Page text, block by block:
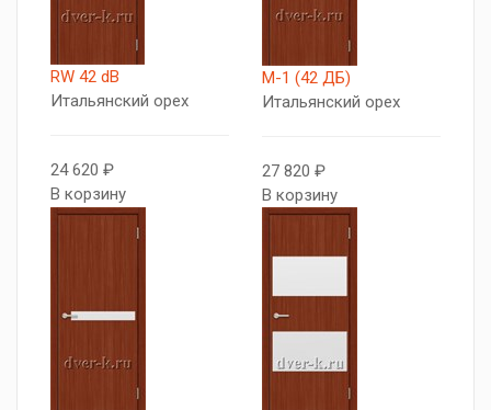
RW 42 dB
Итальянский орех
24 620 ₽
В корзину
М-1 (42 ДБ)
Итальянский орех
27 820 ₽
В корзину